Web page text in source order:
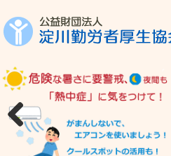
Previous